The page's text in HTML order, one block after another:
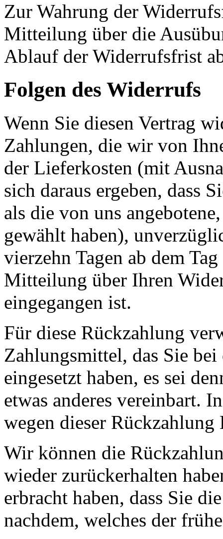
Zur Wahrung der
Mitteilung über die
Ablauf der Widerrufsfrist
Folgen des Widerrufs
Wenn Sie diesen Vertrag
Zahlungen, die wir von
der Lieferkosten (mit
sich daraus ergeben, dass
als die von uns
gewählt haben),
vierzehn Tagen ab dem
Mitteilung über Ihren
eingegangen ist.
Für diese Rückzahlung
Zahlungsmittel, das Sie
eingesetzt haben, es sei
etwas anderes vereinbart.
wegen dieser Rückzahlung
Wir können die
wieder zurückerhalten
erbracht haben, dass Sie
nachdem, welches der